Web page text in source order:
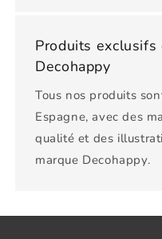
Produits exclusifs
Decohappy
Tous nos produits
Espagne, avec des
qualité et des
marque Decohappy.